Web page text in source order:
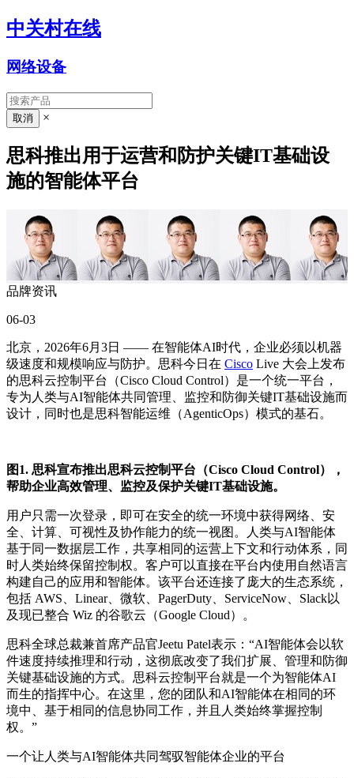
中关村在线
网络设备
×
思科推出用于运营和防护关键IT基础设
施的智能体平台
品牌资讯
06-03
北京，2026年6月3日 —— 在智能体AI时代 ， 企业必须以机器
级速度和规模响应与防护。思科今日在 Cisco Live 大会 上发布
的思科云控制平台 （Cisco Cloud Control） 是一个统一平台，
专为人 类与AI智能体共同管理、监控和防御关键IT基础设施而
设计 ， 同时也是思科智能运维 （AgenticOps） 模式的基石。
图1. 思科宣布推出思科云控制平台（Cisco Cloud Control），
帮助企业高效管理、监控及保护关键IT基础设施。
用户只需一次登录，即可在安全的统一环境中获得网络、安
全、计算、 可视性及协作能力的统一视图。人 类与AI智能体
基于同一数据层工作，共享相同的运营上下文和行动体系， 同
时人类始终保留控制权。客户可以直接在平台内使用自然语言
构建自己的应用和智能体。 该平台还连接了 庞大的生态系统，
包括 AWS、Linear、 微软 、PagerDuty、ServiceNow、Slack以
及现已整合 Wiz 的谷歌云（Google Cloud） 。
思科全球总裁兼首席产品官Jeetu Patel表示：“AI智能体会 以软
件速度持续推理和行动，这彻底改变了我们扩展、管理和防御
关键基础设施的方式。思科云控制平台就是一个为智能体AI
而生的指挥中心。 在这里，您的团队和AI智能体在相同的环
境中、基于相同的信息协同工作，并且人类始终掌握控制
权。”
一个让 人类与AI智能体共同驾驭智能体企业的平台